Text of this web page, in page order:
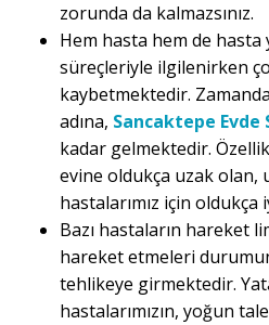
zorunda da kalmazsınız.
Hem hasta hem de hasta
süreçleriyle ilgilenirken
kaybetmektedir.
adına, Sancaktepe Evde
kadar gelmektedir.
evine oldukça uzak olan,
hastalarımız için oldukça
Bazı hastaların hareket
hareket etmeleri
tehlikeye girmektedir.
hastalarımızın, yoğun